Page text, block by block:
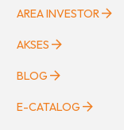
AREA INVESTOR
AKSES
BLOG
E-CATALOG